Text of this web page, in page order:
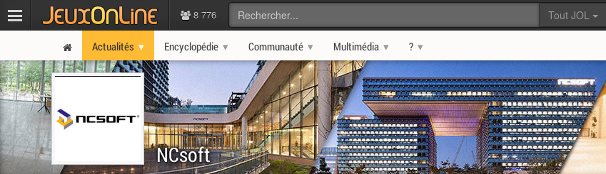
8 776 Tout JOL
Actualités Encyclopédie Communauté Multimédia ?
NCsoft